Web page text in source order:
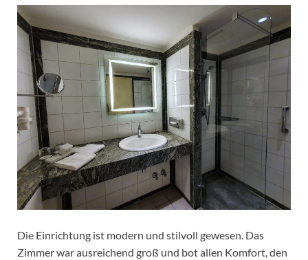
Die Einrichtung ist modern und stilvoll gewesen. Das
Zimmer war ausreichend groß und bot allen Komfort, den